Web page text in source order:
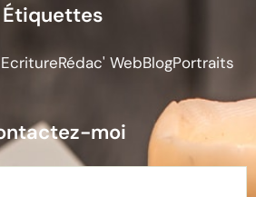
Étiquettes
EcritureRédac' WebBlogPortraits
moi